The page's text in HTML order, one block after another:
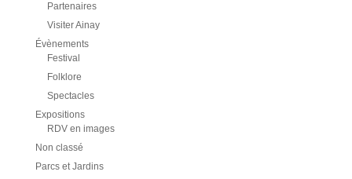
Partenaires
Visiter Ainay
Évènements
Festival
Folklore
Spectacles
Expositions
RDV en images
Non classé
Parcs et Jardins